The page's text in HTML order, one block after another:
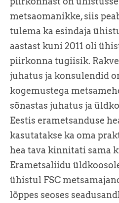
metsaomanikke, siis
tulema ka esindaja
aastast kuni 2011 oli
piirkonna tugiisik.
juhatus ja konsulendid
kogemustega
sõnastas juhatus ja
Eestis erametsanduse
kasutatakse ka oma
hea tava kinnitati sama
Erametsaliidu
ühistul FSC
lõppes seoses